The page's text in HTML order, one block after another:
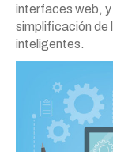
interfaces web,
simplificación de
inteligentes.